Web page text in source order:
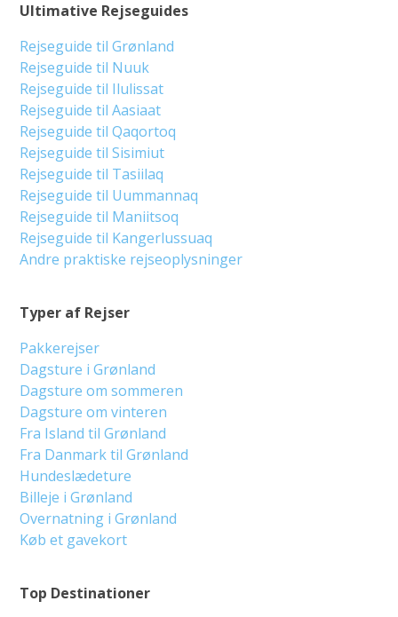
Top Destinationer
Typer af Rejser
Pakkerejser
Dagsture i Grønland
Dagsture om sommeren
Dagsture om vinteren
Fra Island til Grønland
Fra Danmark til Grønland
Hundeslædeture
Billeje i Grønland
Overnatning i Grønland
Køb et gavekort
Ultimative Rejseguides
Rejseguide til Grønland
Rejseguide til Nuuk
Rejseguide til Ilulissat
Rejseguide til Aasiaat
Rejseguide til Qaqortoq
Rejseguide til Sisimiut
Rejseguide til Tasiilaq
Rejseguide til Uummannaq
Rejseguide til Maniitsoq
Rejseguide til Kangerlussuaq
Andre praktiske rejseoplysninger